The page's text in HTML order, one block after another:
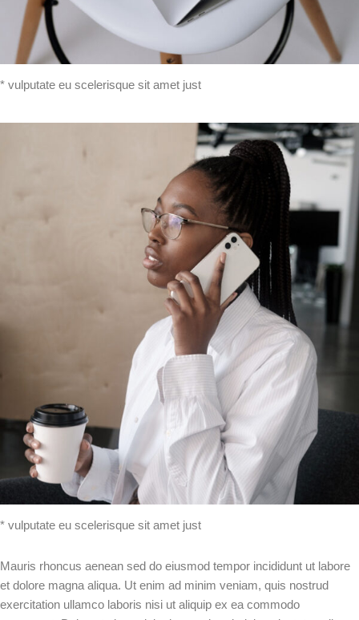
* vulputate eu scelerisque sit amet just
* vulputate eu scelerisque sit amet just
Mauris rhoncus aenean sed do eiusmod tempor incididunt ut labore
et dolore magna aliqua. Ut enim ad minim veniam, quis nostrud
exercitation ullamco laboris nisi ut aliquip ex ea commodo